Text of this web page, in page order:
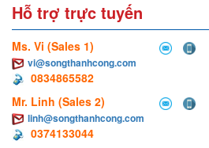
Hỗ trợ trực tuyến
Ms. Vi (Sales 1)
vi@songthanhcong.com
0834865582
Mr. Linh (Sales 2)
linh@songthanhcong.com
0374133044